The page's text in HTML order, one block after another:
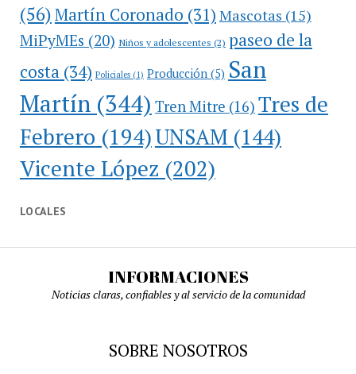
(56)Martín Coronado (31) Mascotas (15)
MiPyMEs (20) Niños y adolescentes (2) paseo de la
costa(34) Policiales(1) Producción(5) San
Martín(344) Tren Mitre (16) Tres de
Febrero (194)UNSAM (144)
Vicente López (202)
LOCALES
INFORMACIONES
Noticias claras, confiables y al servicio de la comunidad
SOBRE NOSOTROS